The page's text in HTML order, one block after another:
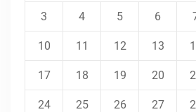
3 4 5 6
10 11 12 13
17 18 19 20
24 25 26 27